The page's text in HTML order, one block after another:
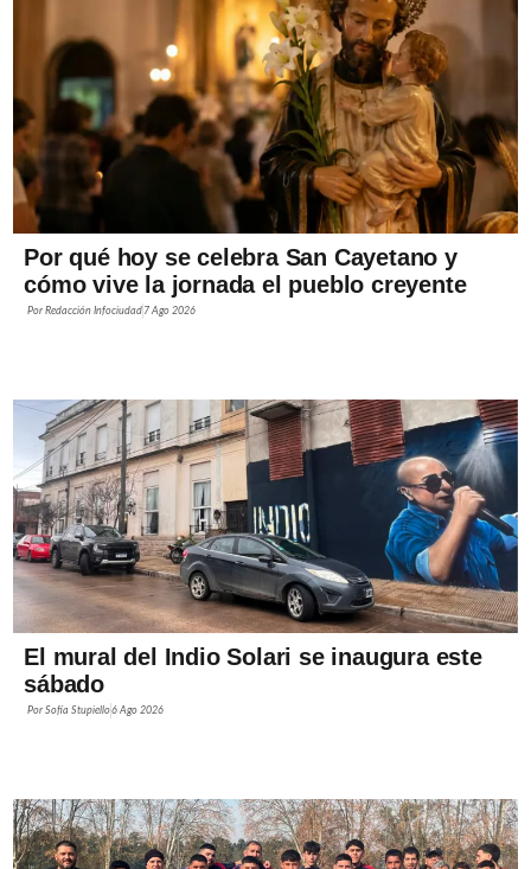
Por qué hoy se celebra San Cayetano y
cómo vive la jornada el pueblo creyente
PorRedacción Infociudad 7 Ago 2026
El mural del Indio Solari se inaugura este
sábado
PorSofía Stupiello6 Ago 2026